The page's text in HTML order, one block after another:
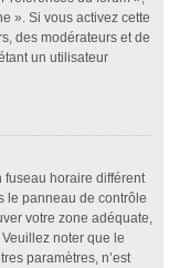
». Si vous activez cette
des modérateurs et de
un utilisateur
fuseau horaire différent
le panneau de contrôle
votre zone adéquate,
noter que le
paramètres, n’est